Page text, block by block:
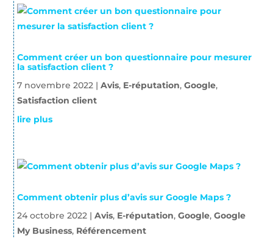
Comment créer un bon questionnaire pour mesurer
la satisfaction client ?
7 novembre 2022| Avis, E-réputation, Google,
Satisfaction client
lire plus
Comment obtenir plus d’avis sur Google Maps ?
24 octobre 2022| Avis, E-réputation, Google, Google
My Business, Référencement